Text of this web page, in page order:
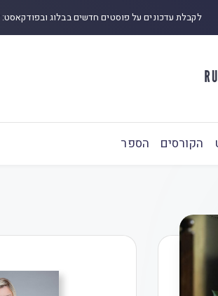
לקבלת עדכונים על פוסטים חדשים בבלוג ובפודקאסט:
הקורסים הספר